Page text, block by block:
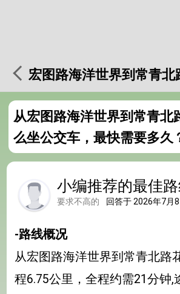
宏图路海洋世界到常青北
从宏图路海洋世界到常青北
么坐公交车，最快需要多久
小编推荐的最佳路
要求不高的 回答于 2026年7月8
-路线概况
从宏图路海洋世界到常青北路
程6.75公里，全程约需21分钟,